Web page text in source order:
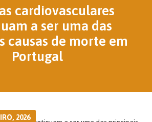
cardiovasculares
a ser uma das
causas de morte em
Portugal
2026